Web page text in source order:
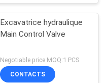
Excavatrice hydraulique
Main Control Valve
Negotiable price MOQ:1 PCS
CONTACTS